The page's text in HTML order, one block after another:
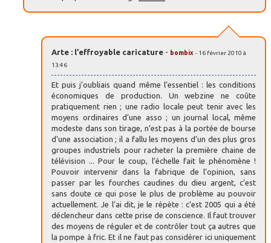
Arte : l’effroyable caricature - bombix - 16 février 2010 à
13:46
Et puis j’oubliais quand même l’essentiel : les conditions
économiques de production. Un webzine ne coûte
pratiquement rien ; une radio locale peut tenir avec les
moyens ordinaires d’une asso ; un journal local, même
modeste dans son tirage, n’est pas à la portée de bourse
d’une association ; il a fallu les moyens d’un des plus gros
groupes industriels pour racheter la première chaine de
télévision ... Pour le coup, l’échelle fait le phénomène !
Pouvoir intervenir dans la fabrique de l’opinion, sans
passer par les fourches caudines du dieu argent, c’est
sans doute ce qui pose le plus de problème au pouvoir
actuellement. Je l’ai dit, je le répète : c’est 2005 qui a été
déclencheur dans cette prise de conscience. Il faut trouver
des moyens de réguler et de contrôler tout ça autres que
la pompe à fric. Et il ne faut pas considérer ici uniquement